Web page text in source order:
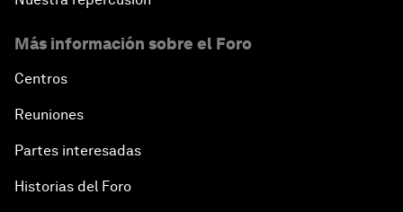
Más información sobre el Foro
Centros
Reuniones
Partes interesadas
Historias del Foro